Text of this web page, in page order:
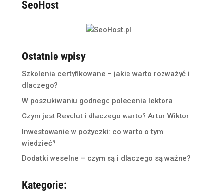
SeoHost
Ostatnie wpisy
Szkolenia certyfikowane – jakie warto rozważyć i
dlaczego?
W poszukiwaniu godnego polecenia lektora
Czym jest Revolut i dlaczego warto? Artur Wiktor
Inwestowanie w pożyczki: co warto o tym
wiedzieć?
Dodatki weselne – czym są i dlaczego są ważne?
Kategorie: